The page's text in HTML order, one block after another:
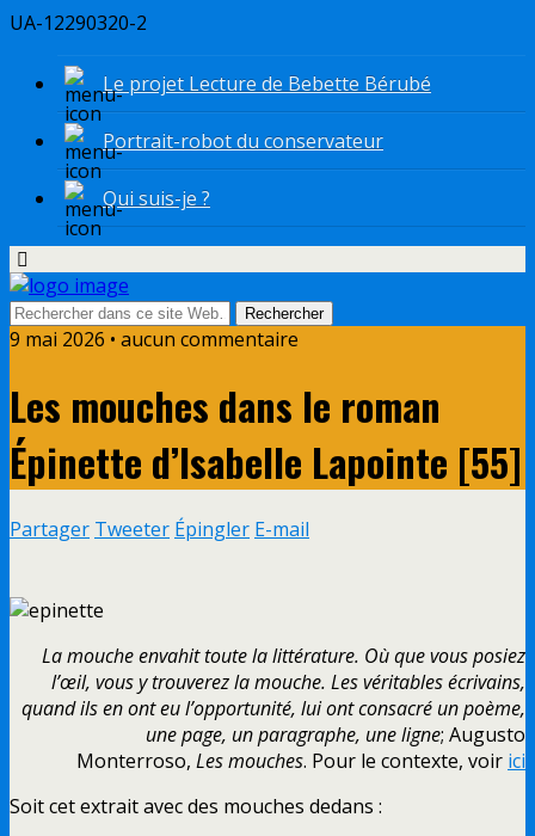
UA-12290320-2
Le projet Lecture de Bebette Bérubé
Portrait-robot du conservateur
Qui suis-je ?
9 mai 2026 • aucun commentaire
Les mouches dans le roman
Épinette d’Isabelle Lapointe [55]
Partager Tweeter Épingler E-mail
La mouche envahit toute la littérature. Où que vous posiez
l’œil, vous y trouverez la mouche. Les véritables écrivains,
quand ils en ont eu l’opportunité, lui ont consacré un poème,
une page, un paragraphe, une ligne; Augusto
Monterroso, Les mouches. Pour le contexte, voir ici
Soit cet extrait avec des mouches dedans :